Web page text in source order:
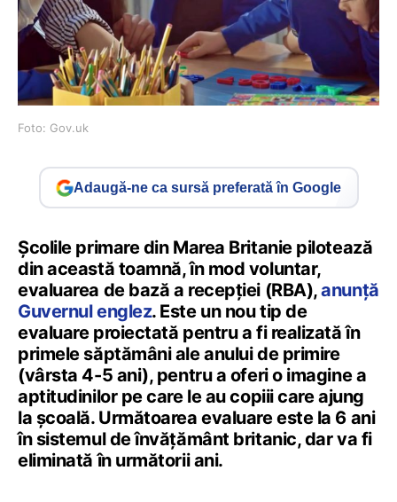
Foto: Gov.uk
Adaugă-ne ca sursă preferată în Google
Școlile primare din Marea Britanie pilotează
din această toamnă, în mod voluntar,
evaluarea de bază a recepției (RBA),anunță
Guvernul englez. Este un nou tip de
evaluare proiectată pentru a fi realizată în
primele săptămâni ale anului de primire
(vârsta 4-5 ani), pentru a oferi o imagine a
aptitudinilor pe care le au copiii care ajung
la școală. Următoarea evaluare este la 6 ani
în sistemul de învățământ britanic, dar va fi
eliminată în următorii ani.